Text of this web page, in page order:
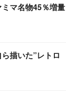
マ名物45％増量
描いた”レトロ